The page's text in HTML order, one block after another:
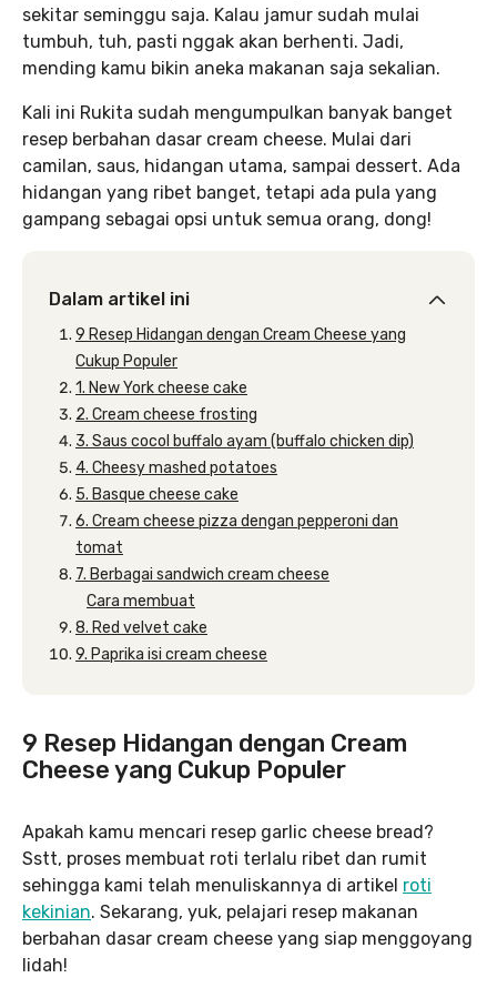
sekitar seminggu saja. Kalau jamur sudah mulai
tumbuh, tuh, pasti nggak akan berhenti. Jadi,
mending kamu bikin aneka makanan saja sekalian.
Kali ini Rukita sudah mengumpulkan banyak banget
resep berbahan dasar cream cheese. Mulai dari
camilan, saus, hidangan utama, sampai dessert. Ada
hidangan yang ribet banget, tetapi ada pula yang
gampang sebagai opsi untuk semua orang, dong!
Dalam artikel ini
9 Resep Hidangan dengan Cream Cheese yang
Cukup Populer
1. New York cheese cake
2. Cream cheese frosting
3. Saus cocol buffalo ayam (buffalo chicken dip)
4. Cheesy mashed potatoes
5. Basque cheese cake
6. Cream cheese pizza dengan pepperoni dan
tomat
7. Berbagai sandwich cream cheese
Cara membuat
8. Red velvet cake
9. Paprika isi cream cheese
9 Resep Hidangan dengan Cream
Cheese yang Cukup Populer
Apakah kamu mencari resep garlic cheese bread?
Sstt, proses membuat roti terlalu ribet dan rumit
sehingga kami telah menuliskannya di artikel roti
kekinian. Sekarang, yuk, pelajari resep makanan
berbahan dasar cream cheese yang siap menggoyang
lidah!